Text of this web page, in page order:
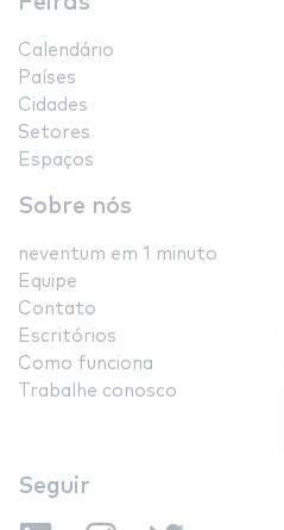
Calendário
Países
Cidades
Setores
Espaços
Sobre nós
neventum em 1 minuto
Equipe
Contato
Escritórios
Como funciona
Trabalhe conosco
Seguir